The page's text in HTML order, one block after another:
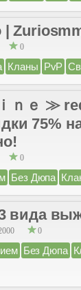
|
0
Кланы PvP
ｎｅ ≫
75%
0
Без Дюпа
вида
0
Без Дюпа